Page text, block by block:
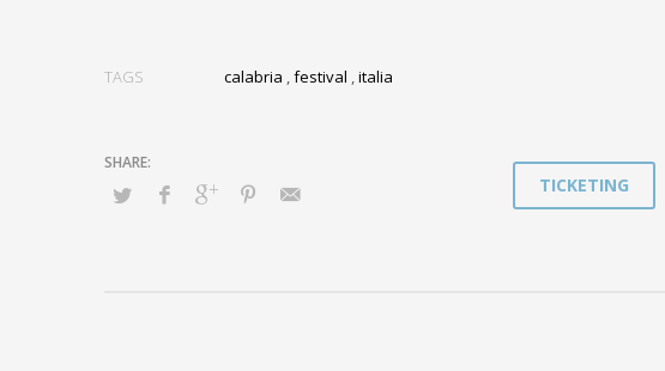
TAGS calabria ,festival ,italia
TICKETING